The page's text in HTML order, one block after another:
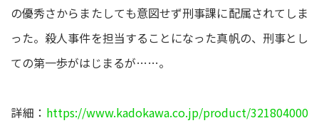
の優秀さからまたしても意図せず刑事課に配属されてしま
った。殺人事件を担当することになった真帆の、刑事とし
ての第一歩がはじまるが……。
詳細： https://www.kadokawa.co.jp/product/321804000